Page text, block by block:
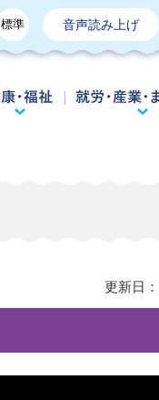
標準 音声読み上げ
・教育 健康・福祉
更新日：